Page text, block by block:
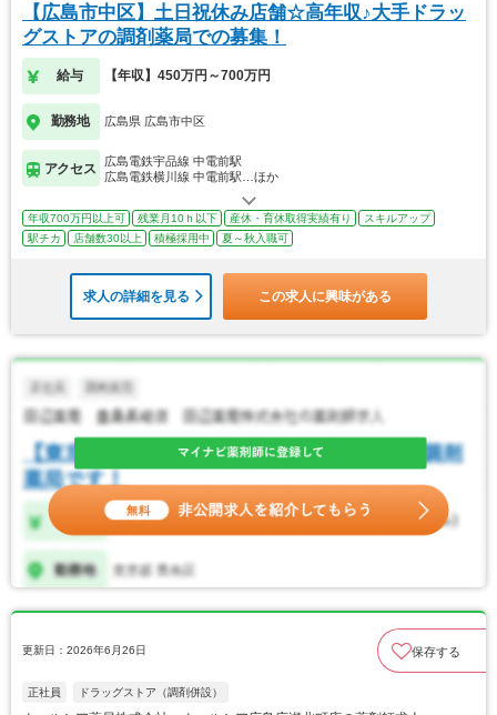
【広島市中区】土日祝休み店舗☆高年収♪大手ドラッ
グストアの調剤薬局での募集！
給与 【年収】450万円～700万円
勤務地 広島県 広島市中区
アクセス
広島電鉄宇品線 中電前駅
広島電鉄横川線 中電前駅…ほか
年収700万円以上可 残業月10ｈ以下 産休・育休取得実績有り
スキルアップ
駅チカ
店舗数30以上 積極採用中 夏～秋入職可
求人の詳細を見る この求人に興味がある
更新日：2026年6月26日 保存する
正社員 ドラッグストア（調剤併設）